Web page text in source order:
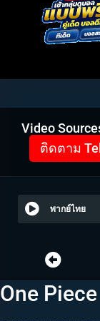
Video
ติดตาม
พากย์ไทย
One